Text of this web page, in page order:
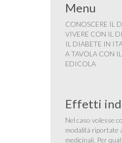
Menu
CONOSCERE IL
VIVERE CON IL
IL DIABETE IN
A TAVOLA CON
EDICOLA
Effetti
Nel caso volesse
modalità riportate
medicinali. Per